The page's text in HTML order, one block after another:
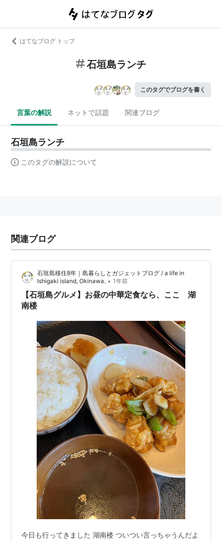
はてなブログ トップ
石垣島ランチ
このタグでブログを書く
言葉の解説 ネットで話題 関連ブログ
石垣島ランチ
このタグの解説について
関連ブログ
石垣島移住8年｜島暮らしとガジェットブログ / a life in
Ishigaki island, Okinawa. • 1年前
【石垣島グルメ】お昼の中華定食なら、ここ 湖
南楼
今日も行ってきました 湖南楼 ついつい言っちゃうんだよ